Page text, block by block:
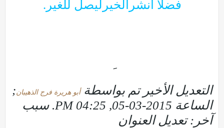
فضلاً انشرالخيرليصل للغير.
التعديل الأخير تم بواسطةأبو هريرة فرج الذهيبان;
الساعة 2015-03-05, 04:25 PM
.سبب
آخر:تعديل العنوان